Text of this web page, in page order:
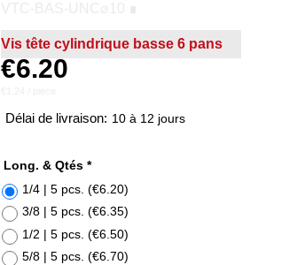
Vis tête cylindrique basse 6 pans
€6.20
Délai de livraison: 10 à 12 jours
Long. & Qtés *
1/4 | 5 pcs. (€6.20)
3/8 | 5 pcs. (€6.35)
1/2 | 5 pcs. (€6.50)
5/8 | 5 pcs. (€6.70)